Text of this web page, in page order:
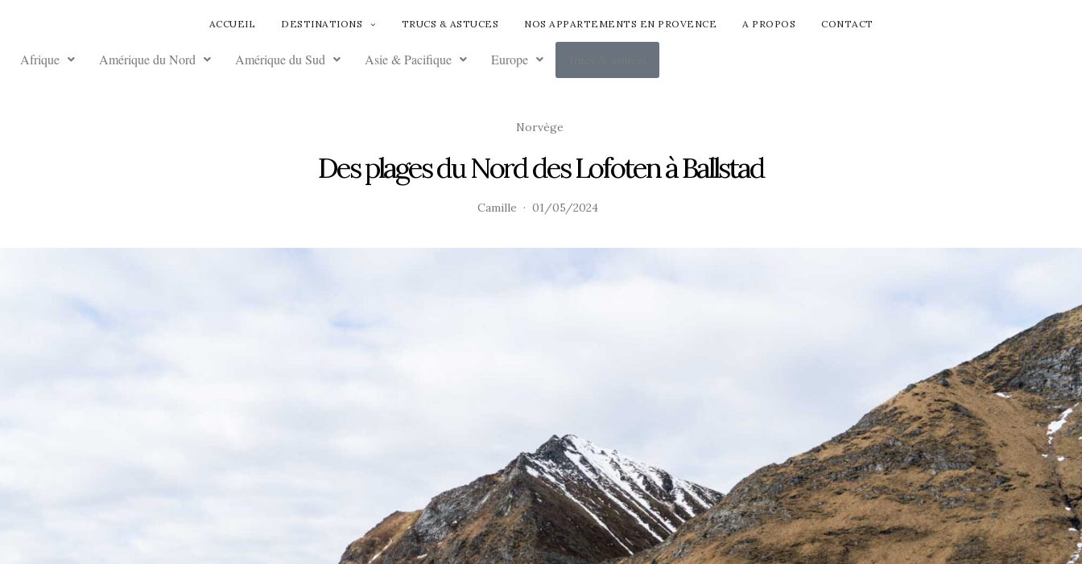
ACCUEIL DESTINATIONS TRUCS & ASTUCES NOS APPARTEMENTS EN PROVENCE A PROPOS CONTACT
Afrique Amérique du Nord Amérique du Sud Asie & Pacifique Europe
Norvège
Des plages du Nord des Lofoten à Ballstad
Camille 01/05/2024